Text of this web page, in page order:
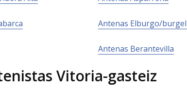
Antenas Elburgo/
Antenas Berantevilla
Vitoria-gasteiz